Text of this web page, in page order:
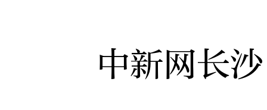
中新网长沙